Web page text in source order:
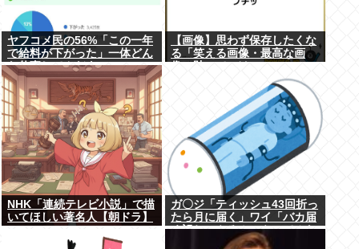
ヤフコメ民の56%「この一年
で給料が下がった」一体どん
な仕事してんだよこいつ
ら！？
【画像】思わず保存したくな
る「笑える画像・最高な画
NHK「連続テレビ小説」で描
いてほしい著名人【朝ドラ】
ガ〇ジ「ティッシュ43回折っ
たら月に届く」ワイ「バカ届
く訳ねーやろ！ｗやってみた